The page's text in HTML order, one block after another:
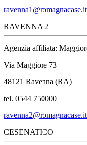
ravenna1@romagnacase.it
RAVENNA 2
Agenzia affiliata:
Via Maggiore 73
48121 Ravenna (RA)
tel. 0544 750000
ravenna2@romagnacase.it
CESENATICO